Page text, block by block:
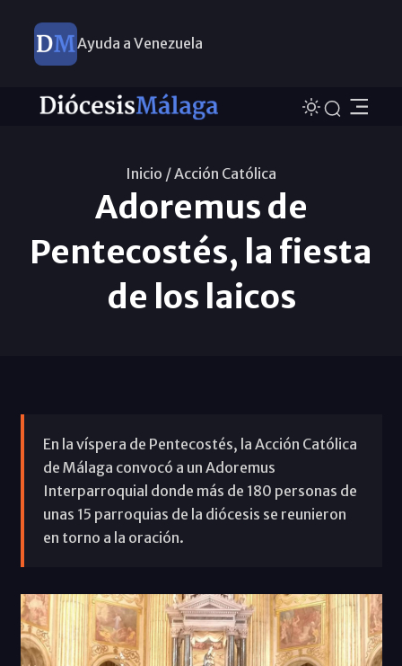
Ayuda a Venezuela
Inicio /Acción Católica
Adoremus de
Pentecostés, la fiesta
de los laicos
En la víspera de Pentecostés, la Acción Católica
de Málaga convocó a un Adoremus
Interparroquial donde más de 180 personas de
unas 15 parroquias de la diócesis se reunieron
en torno a la oración.